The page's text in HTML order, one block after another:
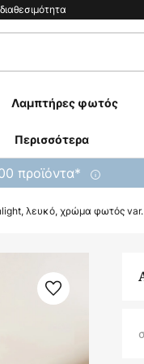
Λαμπτήρες φωτός
Περισσότερα
προϊόντα*
λευκό, χρώμα φωτός var.